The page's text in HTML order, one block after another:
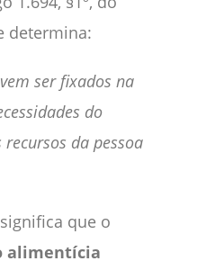
determina:
ser fixados na
do
da pessoa
que o
alimentícia